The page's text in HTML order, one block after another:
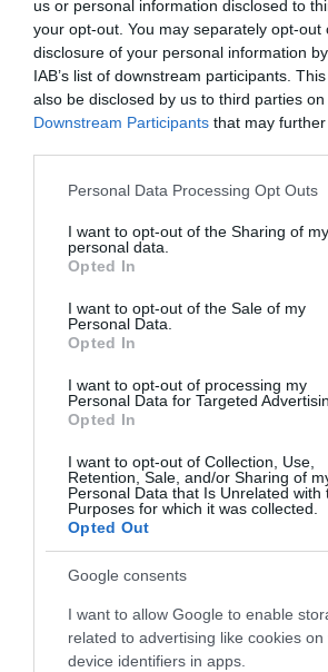
us or personal information disclosed to
your opt-out. You may separately opt-out
disclosure of your personal information
IAB’s list of downstream participants.
also be disclosed by us to third parties on
Downstream Participants that may
Please note that this website/app uses
not limited to your visit or usage
grant or deny consent to Google and its
use your data for below specified
consent section.
Personal Data Processing Opt Outs
I want to opt-out of the Sharing of my
personal data.
Opted In
I want to opt-out of the Sale of my
Personal Data.
Opted In
I want to opt-out of processing my
Personal Data for Targeted
Opted In
I want to opt-out of Collection, Use,
Retention, Sale, and/or Sharing of
Personal Data that Is Unrelated with
Purposes for which it was collected.
Opted Out
Google consents
I want to allow Google to enable
related to advertising like cookies on
device identifiers in apps.
Betlehem Dávid nyerte a kieséses
Magyar Péter: Tízéves mélypontra
top cikkek:
top fórum témák:
Tanár Úr gyere, mindjárt lesz Lillád!
JólVanna
Mit szólsz? Ide minden baromságot...